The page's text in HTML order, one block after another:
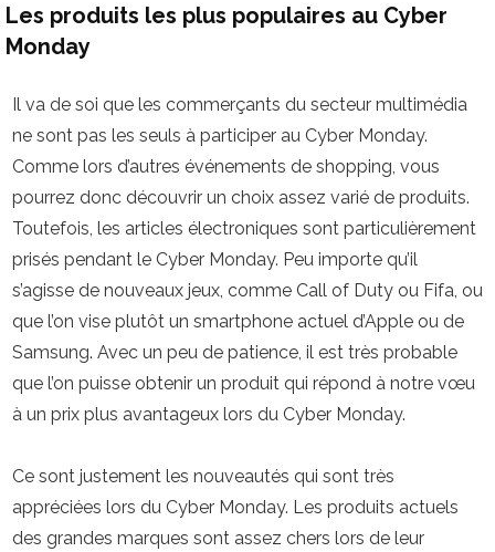
Les produits les plus populaires au Cyber
Monday
Il va de soi que les commerçants du secteur multimédia
ne sont pas les seuls à participer au Cyber Monday.
Comme lors d’autres événements de shopping, vous
pourrez donc découvrir un choix assez varié de produits.
Toutefois, les articles électroniques sont particulièrement
prisés pendant le Cyber Monday. Peu importe qu’il
s’agisse de nouveaux jeux, comme Call of Duty ou Fifa, ou
que l’on vise plutôt un smartphone actuel d’Apple ou de
Samsung. Avec un peu de patience, il est très probable
que l’on puisse obtenir un produit qui répond à notre vœu
à un prix plus avantageux lors du Cyber Monday.
Ce sont justement les nouveautés qui sont très
appréciées lors du Cyber Monday. Les produits actuels
des grandes marques sont assez chers lors de leur